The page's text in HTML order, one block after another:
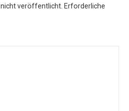
nicht veröffentlicht. Erforderliche